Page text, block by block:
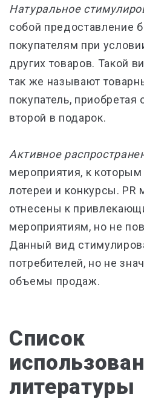
Натуральное
собой предоставление
покупателям при
других товаров. Такой
так же называют
покупатель, приобретая
второй в подарок.
Активное
мероприятия, к
лотереи и конкурсы. PR
отнесены к
мероприятиям, но не
Данный вид
потребителей, но не
объемы продаж.
Список
литературы